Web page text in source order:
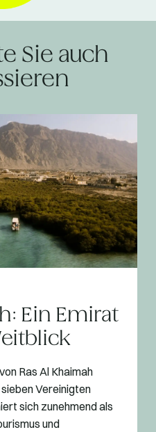
Sie auch
Ein Emirat
Ras Al Khaimah
Vereinigten
sich zunehmend als
und